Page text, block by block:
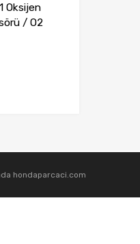
Oksijen
/ O2
hondaparcaci.com